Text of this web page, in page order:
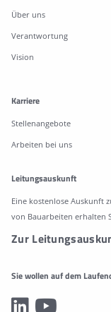
Über uns
Verantwortung
Vision
Karriere
Stellenangebote
Arbeiten bei uns
Leitungsauskunft
Eine kostenlose Auskunft
von Bauarbeiten erhalten
Zur
Sie wollen auf dem